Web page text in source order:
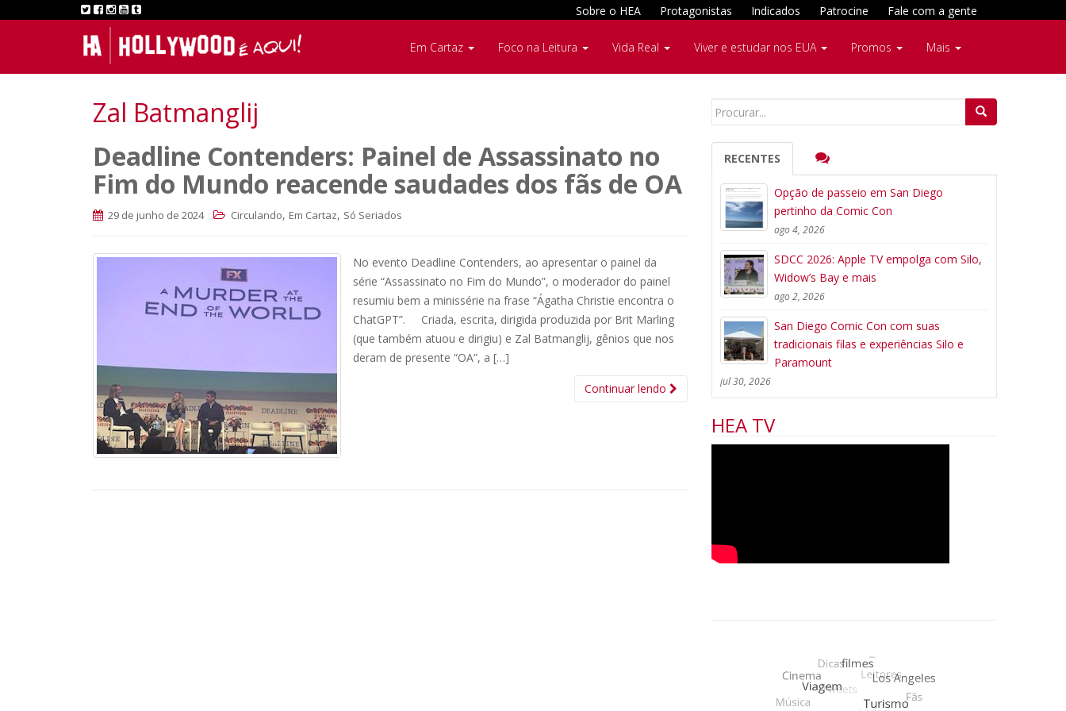
Sobre o HEA Protagonistas Indicados Patrocine Fale com a gente
Em Cartaz Foco na Leitura Vida Real Viver e estudar nos EUA Promos Mais
Zal Batmanglij
Deadline Contenders: Painel de Assassinato no
Fim do Mundo reacende saudades dos fãs de OA
29 de junho de 2024 Circulando, Em Cartaz, Só Seriados
No evento Deadline Contenders, ao apresentar o painel da
série “Assassinato no Fim do Mundo”, o moderador do painel
resumiu bem a minissérie na frase “Ágatha Christie encontra o
ChatGPT”. Criada, escrita, dirigida produzida por Brit Marling
(que também atuou e dirigiu) e Zal Batmanglij, gênios que nos
deram de presente “OA”, a […]
Continuar lendo
Search
RECENTES
Opção de passeio em San Diego
pertinho da Comic Con
ago 4, 2026
SDCC 2026: Apple TV empolga com Silo,
Widow’s Bay e mais
ago 2, 2026
San Diego Comic Con com suas
tradicionais filas e experiências Silo e
Paramount
jul 30, 2026
HEA TV